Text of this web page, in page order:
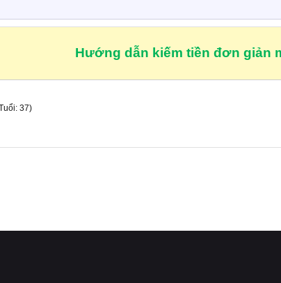
Hướng dẫn kiếm tiền đơn giản
37)